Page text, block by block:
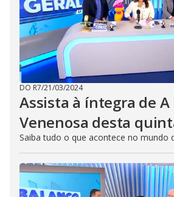
DO R7/21/03/2024
Assista à íntegra de A
Venenosa desta
Saiba tudo o que acontece no mundo